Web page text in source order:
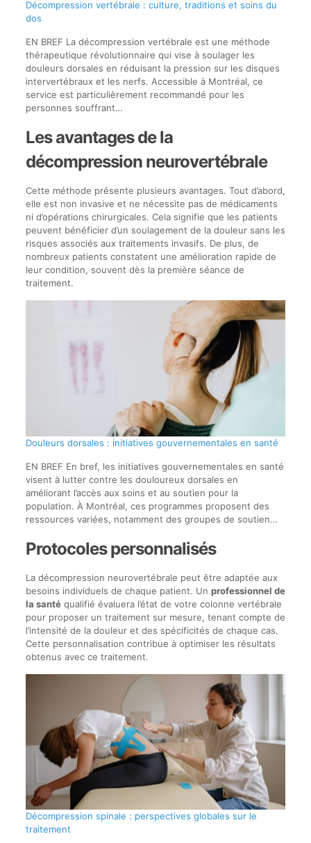
Décompression vertébrale : culture, traditions et soins du
dos
EN BREF La décompression vertébrale est une méthode
thérapeutique révolutionnaire qui vise à soulager les
douleurs dorsales en réduisant la pression sur les disques
intervertébraux et les nerfs. Accessible à Montréal, ce
service est particulièrement recommandé pour les
personnes souffrant…
Les avantages de la
décompression neurovertébrale
Cette méthode présente plusieurs avantages. Tout d’abord,
elle est non invasive et ne nécessite pas de médicaments
ni d’opérations chirurgicales. Cela signifie que les patients
peuvent bénéficier d’un soulagement de la douleur sans les
risques associés aux traitements invasifs. De plus, de
nombreux patients constatent une amélioration rapide de
leur condition, souvent dès la première séance de
traitement.
Douleurs dorsales : initiatives gouvernementales en santé
EN BREF En bref, les initiatives gouvernementales en santé
visent à lutter contre les douloureux dorsales en
améliorant l’accès aux soins et au soutien pour la
population. À Montréal, ces programmes proposent des
ressources variées, notamment des groupes de soutien…
Protocoles personnalisés
La décompression neurovertébrale peut être adaptée aux
besoins individuels de chaque patient. Un professionnel de
la santéqualifié évaluera l’état de votre colonne vertébrale
pour proposer un traitement sur mesure, tenant compte de
l’intensité de la douleur et des spécificités de chaque cas.
Cette personnalisation contribue à optimiser les résultats
obtenus avec ce traitement.
Décompression spinale : perspectives globales sur le
traitement